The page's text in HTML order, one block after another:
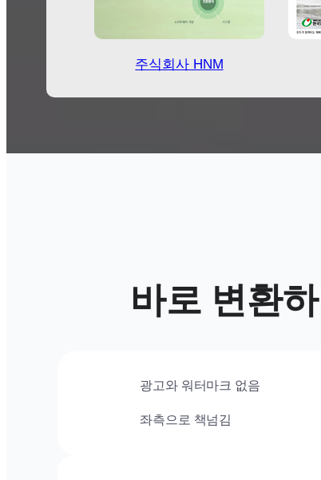
주식회사 HNM
바로 변환
광고와 워터마크 없음
좌측으로 책넘김